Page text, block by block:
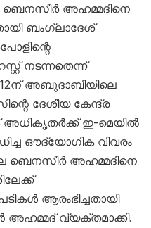
ബെനസീർ അഹമ്മദിനെ
ബംഗ്ലാദേശ്
നടന്നതെന്ന്
അബുദാബിയിലെ
ദേശീയ കേന്ദ്ര
അധികൃതർക്ക് ഇ-മെയിൽ
ഔദ്യോഗിക വിവരം
ബെനസീർ അഹമ്മദിനെ
ആരംഭിച്ചതായി
അഹമ്മദ് വ്യക്തമാക്കി.